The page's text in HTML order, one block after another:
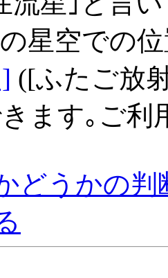
星空での
([ふたご放
ます｡ご利
どうかの判